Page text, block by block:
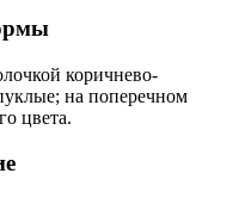
коричнево-
на поперечном
цвета.